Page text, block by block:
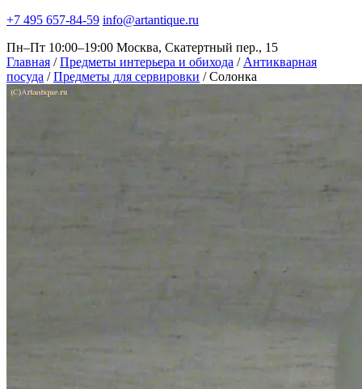
+7 495 657-84-59 info@artantique.ru
Пн–Пт 10:00–19:00 Москва, Скатертный пер., 15
Главная / Предметы интерьера и обихода / Антикварная
посуда / Предметы для сервировки / Солонка